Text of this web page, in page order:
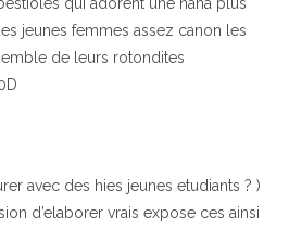
jeunes femmes assez canon les
de leurs rotondites
avec des hies jeunes etudiants ? )
d’elaborer vrais expose ces ainsi